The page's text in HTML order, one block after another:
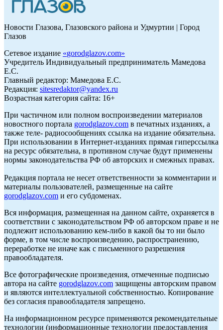
Новости Глазова, Глазовского района и Удмуртии | Город
Глазов
Сетевое издание «gorodglazov.com»
Учредитель Индивидуальный предприниматель Мамедова
Е.С.
Главный редактор: Мамедова Е.С.
Редакция: sitesredaktor@yandex.ru
Возрастная категория сайта: 16+
При частичном или полном воспроизведении материалов
новостного портала gorodglazov.com в печатных изданиях, а
также теле- радиосообщениях ссылка на издание обязательна.
При использовании в Интернет-изданиях прямая гиперссылка
на ресурс обязательна, в противном случае будут применены
нормы законодательства РФ об авторских и смежных правах.
Редакция портала не несет ответственности за комментарии и
материалы пользователей, размещенные на сайте
gorodglazov.com и его субдоменах.
Вся информация, размещенная на данном сайте, охраняется в
соответствии с законодательством РФ об авторском праве и не
подлежит использованию кем-либо в какой бы то ни было
форме, в том числе воспроизведению, распространению,
переработке не иначе как с письменного разрешения
правообладателя.
Все фотографические произведения, отмеченные подписью
автора на сайте gorodglazov.com защищены авторским правом
и являются интеллектуальной собственностью. Копирование
без согласия правообладателя запрещено.
На информационном ресурсе применяются рекомендательные
технологии (информационные технологии предоставления